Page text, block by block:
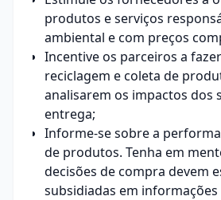
produtos e serviços
ambiental e com preços
Incentive os parceiros a
reciclagem e coleta de
analisarem os impactos dos
entrega;
Informe-se sobre a
de produtos. Tenha em
decisões de compra devem
subsidiadas em informações